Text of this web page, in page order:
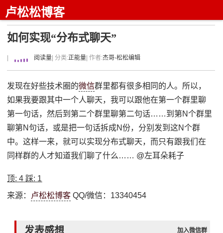
卢松松博客
如何实现“分布式聊天”
阅读量 | 分类:正能量 | 作者:杰哥-松松编辑
发现在好些技术圈的微信群里都有很多相同的人。所以，
如果我要跟其中一个人聊天，我可以跟他在第一个群里聊
第一句话，然后到第二个群里聊第二句话……到第N个群里
聊第N句话，或是把一句话拆成N份，分别发到这N个群
中。这样一来，就可以实现分布式聊天，而只有跟我们在
同样群的人才知道我们聊了什么…… @左耳朵耗子
顶:4 踩: 1
来源： 卢松松博客 QQ/微信：13340454
发表感想 加入微信群